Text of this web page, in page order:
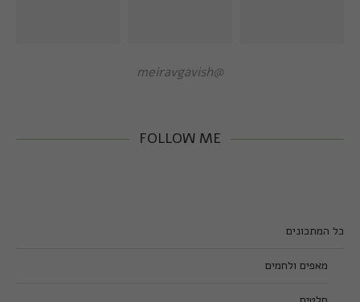
@meiravgavish
FOLLOW ME
כל המתכונים
מאפים ולחמים